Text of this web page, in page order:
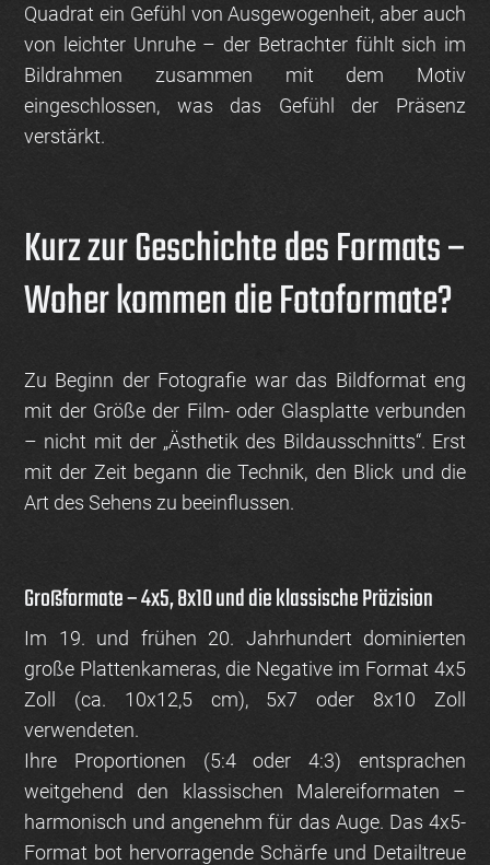
Quadrat ein Gefühl von Ausgewogenheit, aber auch
von leichter Unruhe – der Betrachter fühlt sich im
Bildrahmen zusammen mit dem Motiv
eingeschlossen, was das Gefühl der Präsenz
verstärkt.
Kurz zur Geschichte des Formats –
Woher kommen die Fotoformate?
Zu Beginn der Fotografie war das Bildformat eng
mit der Größe der Film- oder Glasplatte verbunden
– nicht mit der „Ästhetik des Bildausschnitts“. Erst
mit der Zeit begann die Technik, den Blick und die
Art des Sehens zu beeinflussen.
Großformate – 4x5, 8x10 und die klassische Präzision
Im 19. und frühen 20. Jahrhundert dominierten
große Plattenkameras, die Negative im Format 4x5
Zoll (ca. 10x12,5 cm), 5x7 oder 8x10 Zoll
verwendeten.
Ihre Proportionen (5:4 oder 4:3) entsprachen
weitgehend den klassischen Malereiformaten –
harmonisch und angenehm für das Auge. Das 4x5-
Format bot hervorragende Schärfe und Detailtreue